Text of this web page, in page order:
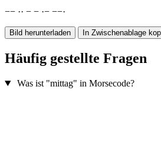
−− ·· − − ·− −−·
Bild herunterladen In Zwischenablage
Häufig gestellte Fragen
Was ist "mittag" in Morsecode?